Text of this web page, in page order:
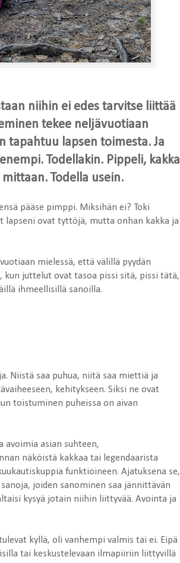
niihin ei edes tarvitse liittää
tekee neljävuotiaan
tapahtuu lapsen toimesta. Ja
Todellakin. Pippeli, kakka
Todella usein.
pääse pimppi. Miksihän ei? Toki
ovat tyttöjä, mutta onhan kakka ja
mielessä, että välillä pyydän
juttelut ovat tasoa pissi sitä, pissi tätä,
ihmeellisillä sanoilla.
Niistä saa puhua, niitä saa miettiä ja
kehitykseen. Siksi ne ovat
toistuminen puheissa on aivan
avoimia asian suhteen,
näköistä kakkaa tai legendaarista
funktioineen. Ajatuksena se,
joiden sanominen saa jännittävän
kysyä jotain niihin liittyvää. Avointa ja
kyllä, oli vanhempi valmis tai ei. Eipä
tai keskustelevaan ilmapiiriin liittyvillä